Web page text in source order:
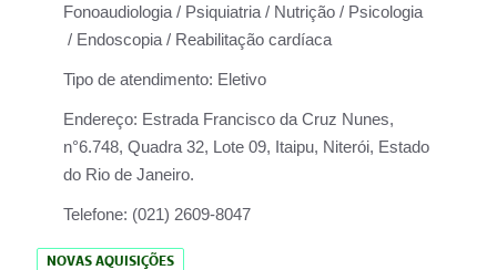
Fonoaudiologia / Psiquiatria / Nutrição / Psicologia
/ Endoscopia / Reabilitação cardíaca
Tipo de atendimento: Eletivo
Endereço: Estrada Francisco da Cruz Nunes,
n°6.748, Quadra 32, Lote 09, Itaipu, Niterói, Estado
do Rio de Janeiro.
Telefone: (021) 2609-8047
NOVAS AQUISIÇÕES